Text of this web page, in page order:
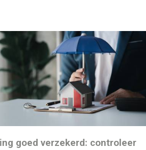
goed verzekerd: controleer